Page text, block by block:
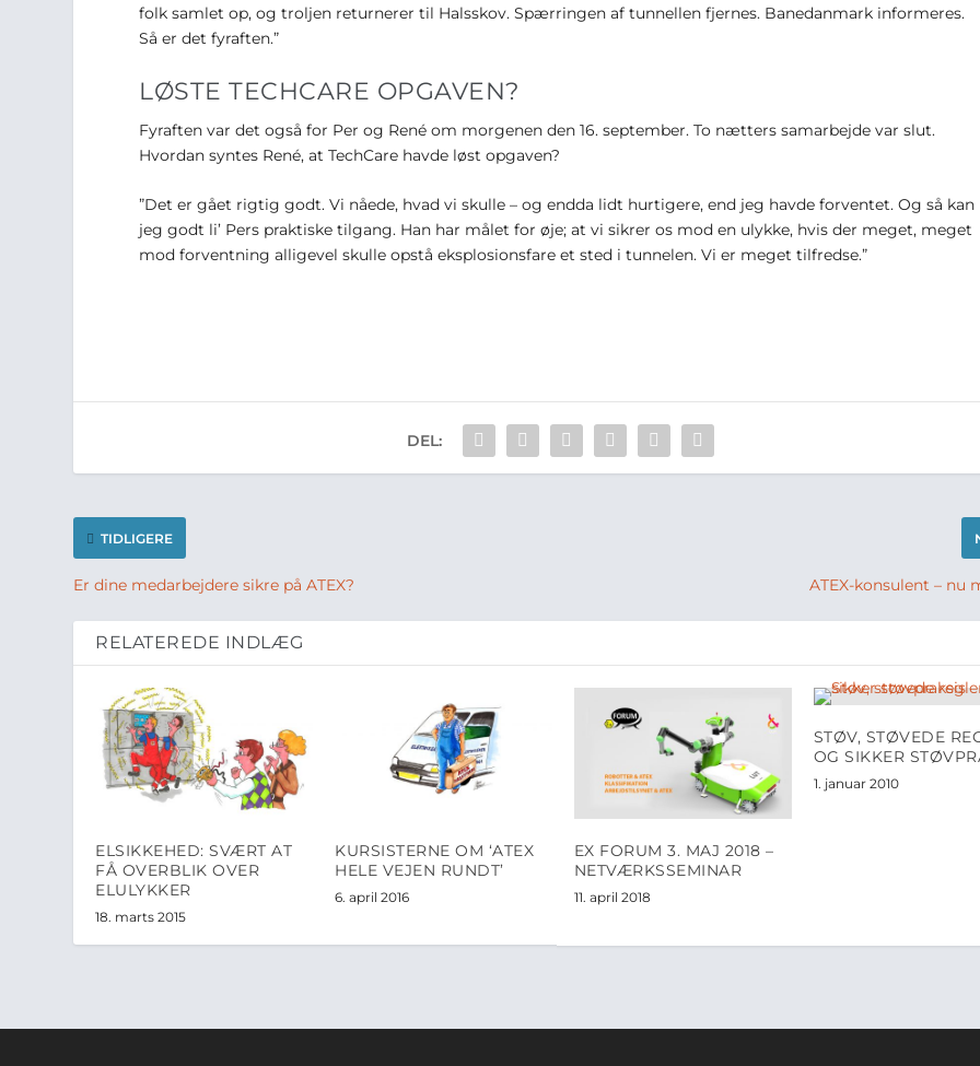
folk samlet op, og troljen returnerer til Halsskov. Spærringen af tunnellen fjernes. Banedanmark informeres.
Så er det fyraften.”
LØSTE TECHCARE OPGAVEN?
Fyraften var det også for Per og René om morgenen den 16. september. To nætters samarbejde var slut.
Hvordan syntes René, at TechCare havde løst opgaven?
”Det er gået rigtig godt. Vi nåede, hvad vi skulle – og endda lidt hurtigere, end jeg havde forventet. Og så kan
jeg godt li’ Pers praktiske tilgang. Han har målet for øje; at vi sikrer os mod en ulykke, hvis der meget, meget
mod forventning alligevel skulle opstå eksplosionsfare et sted i tunnelen. Vi er meget tilfredse.”
DEL:
TIDLIGERE
Er dine medarbejdere sikre på ATEX? ATEX-konsulent – nu
RELATEREDE INDLÆG
ELSIKKEHED: SVÆRT AT
FÅ OVERBLIK OVER
ELULYKKER
18. marts 2015
KURSISTERNE OM ‘ATEX
HELE VEJEN RUNDT’
6. april 2016
EX FORUM 3. MAJ 2018 –
NETVÆRKSSEMINAR
11. april 2018
STØV, STØVEDE
OG SIKKER
1. januar 2010